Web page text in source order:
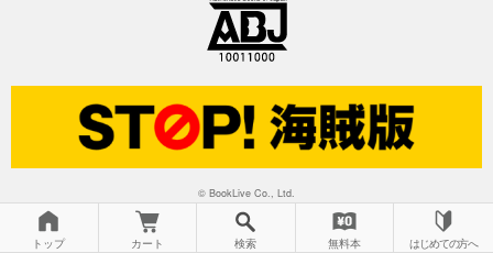
© BookLive Co., Ltd.
トップ カート 検索 無料本 はじめての方へ